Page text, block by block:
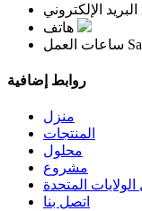
البريد الإلكتروني
هاتف
ساعات العمل
روابط إضافية
منزل
المنتجات
محلول
مشروع
المتحدة
اتصل بنا